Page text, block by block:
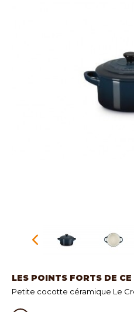
LES POINTS FORTS DE
Petite cocotte céramique Le